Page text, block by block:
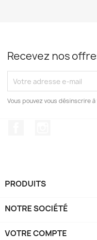
Recevez nos
Vous pouvez vous désinscrire
PRODUITS
NOTRE SOCIÉTÉ
VOTRE COMPTE